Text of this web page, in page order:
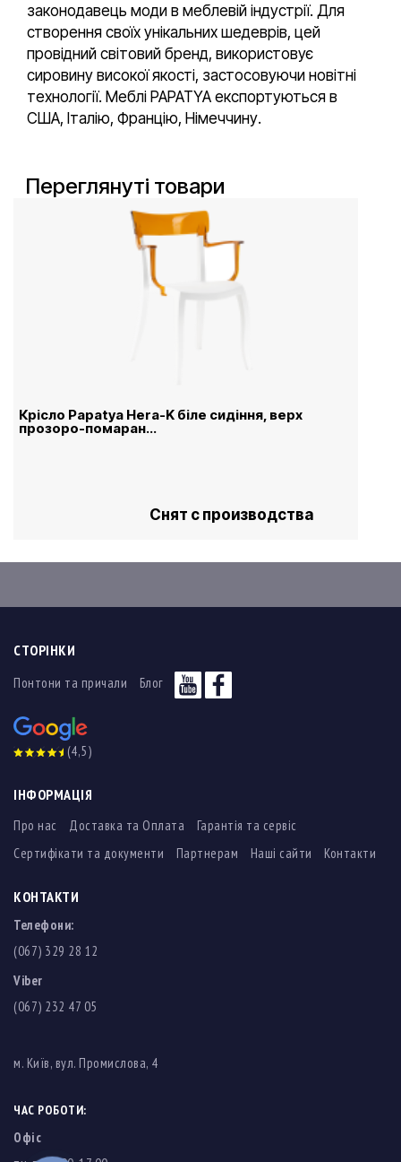
законодавець моди в меблевій індустрії. Для
створення своїх унікальних шедеврів, цей
провідний світовий бренд, використовує
сировину високої якості, застосовуючи новітні
технології. Меблі PAPATYA експортуються в
США, Італію, Францію, Німеччину.
Переглянуті товари
Крісло Papatya Hera-K біле сидіння, верх
прозоро-помаран...
Снят с производства
СТОРІНКИ
Понтони та причали Блог
(4,5)
ІНФОРМАЦІЯ
Про нас Доставка та Оплата
Гарантія та сервіс
Сертифікати та документи
Партнерам Наші сайти Контакти
КОНТАКТИ
Телефони:
(067) 329 28 12
Viber
(067) 232 47 05
м. Київ, вул. Промислова, 4
ЧАС РОБОТИ:
Офіс